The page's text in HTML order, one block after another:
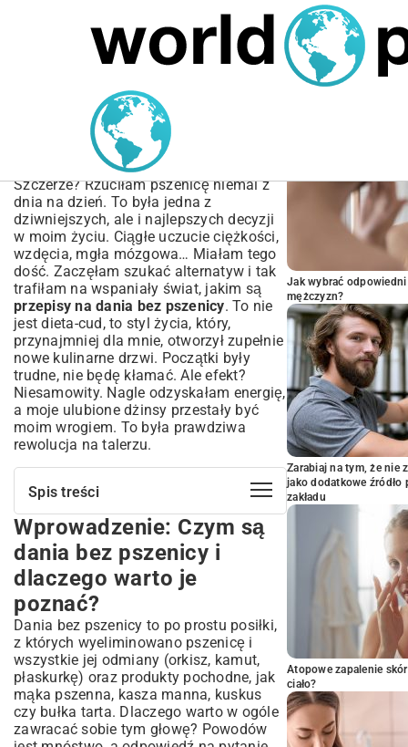
MARIUSZ ŁAMAGA 05.10.2025
Przepisy na dania bez
pszenicy | Smacznie i
Szczerze? Rzuciłam pszenicę niemal z
dnia na dzień. To była jedna z
dziwniejszych, ale i najlepszych decyzji
w moim życiu. Ciągłe uczucie ciężkości,
wzdęcia, mgła mózgowa… Miałam tego
dość. Zaczęłam szukać alternatyw i tak
trafiłam na wspaniały świat, jakim są
przepisy na dania bez pszenicy. To nie
jest dieta-cud, to styl życia, który,
przynajmniej dla mnie, otworzył zupełnie
nowe kulinarne drzwi. Początki były
trudne, nie będę kłamać. Ale efekt?
Niesamowity. Nagle odzyskałam energię,
a moje ulubione dżinsy przestały być
moim wrogiem. To była prawdziwa
rewolucja na talerzu.
Spis treści
Wprowadzenie: Czym są dania bez
pszenicy i dlaczego warto je poznać?
Kto powinien rozważyć dietę
bezpszeniczną?
Różnica między dietą bezglutenową a
bezpszeniczną
Śniadania bez pszenicy: Energią na
dobry początek dnia
Pomysły na szybkie i pożywne śniadania
Słodkie i wytrawne opcje bez pszenicy
Obiady i kolacje bez pszenicy:
Pełnowartościowe posiłki dla całej
Wprowadzenie: Czym są
dania bez pszenicy i
dlaczego warto je
poznać?
Dania bez pszenicy to po prostu posiłki,
z których wyeliminowano pszenicę i
wszystkie jej odmiany (orkisz, kamut,
płaskurkę) oraz produkty pochodne, jak
mąka pszenna, kasza manna, kuskus
czy bułka tarta. Dlaczego warto w ogóle
zawracać sobie tym głowę? Powodów
Jak wybrać
mężczyzn?
Zarabiaj na tym, że nie
jako dodatkowe
zakładu
Atopowe zapalenie
ciało?